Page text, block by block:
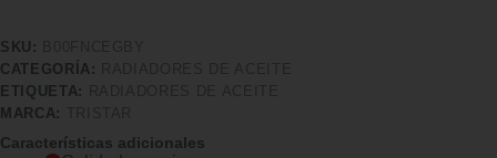
SKU:
CATEGORÍA:
ETIQUETA:
MARCA:
Características adicionales